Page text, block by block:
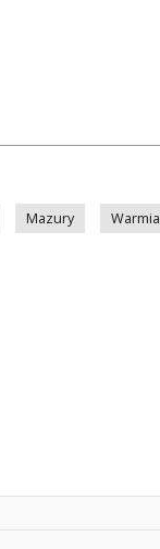
Mazury Warmia